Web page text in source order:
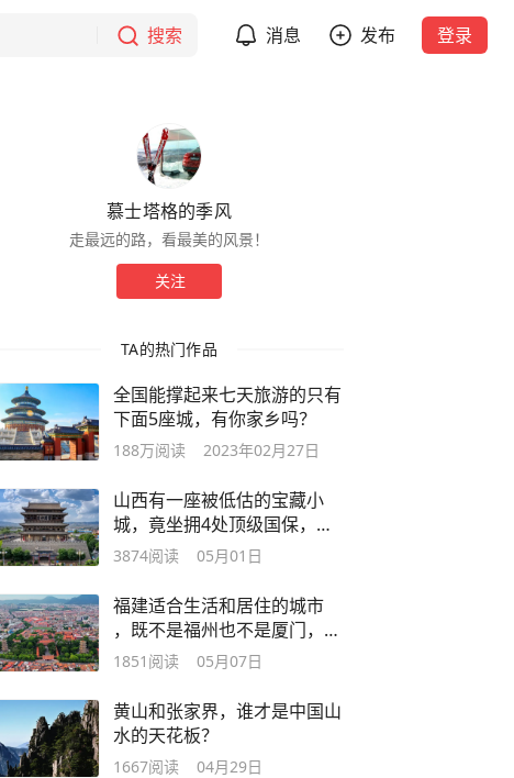
搜索 消息 发布 登录
慕士塔格的季风
走最远的路，看最美的风景！
关注
TA的热门作品
全国能撑起来七天旅游的只有
下面5座城，有你家乡吗？
188万阅读 2023年02月27日
山西有一座被低估的宝藏小
城，竟坐拥4处顶级国保，适
合五一出游
3874阅读 05月01日
福建适合生活和居住的城市
，既不是福州也不是厦门，而
是这座城
1851 阅读 05月07日
黄山和张家界，谁才是中国山
水的天花板？
1667阅读 04月29日